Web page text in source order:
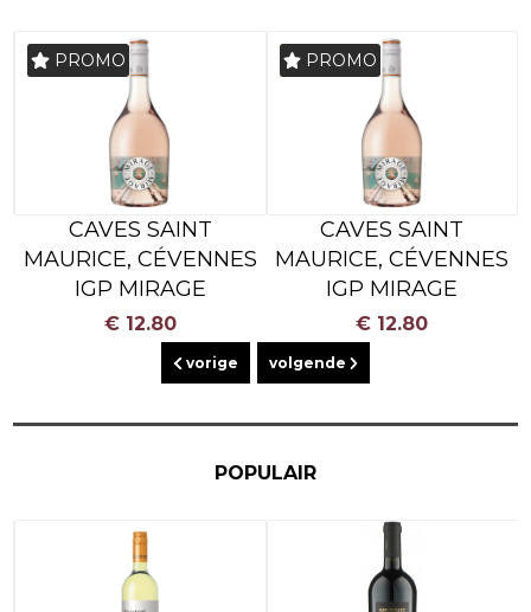
NEW
PROMO
CAVES SAINT
MAURICE, CÉVENNES
IGP MIRAGE
€ 12.80
NEW
PROMO
CAVES SAINT
MAURICE, CÉVENNES
IGP MIRAGE
€ 12.80
vorige volgende
POPULAIR